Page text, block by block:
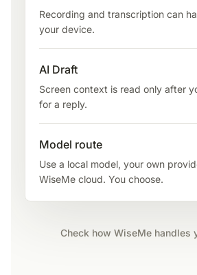
Recording and transcription can
your device.
AI Draft
Screen context is read only after
for a reply.
Model route
Use a local model, your own
WiseMe cloud. You choose.
Check how WiseMe handles